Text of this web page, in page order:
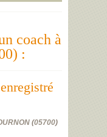
coach à
:
(05700)